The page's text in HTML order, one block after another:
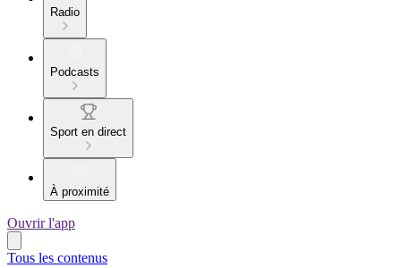
Radio
Podcasts
Sport en direct
À proximité
Ouvrir l'app
Tous les contenus